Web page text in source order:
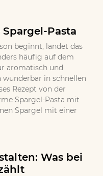
Pasta
beginnt, landet das
häufig auf dem
aromatisch und
in schnellen
Rezept von der
Spargel-Pasta mit
Spargel mit einer
Was bei